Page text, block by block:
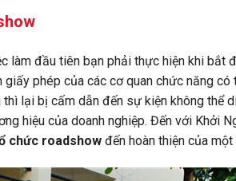
làm đầu tiên bạn phải thực hiện khi bắt
giấy phép của các cơ quan chức năng
lại bị cấm dẫn đến sự kiện không thể
hiệu của doanh nghiệp. Đến với Khởi
chức roadshow đến hoàn thiện của